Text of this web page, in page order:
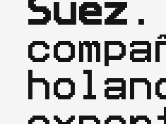
Suez.